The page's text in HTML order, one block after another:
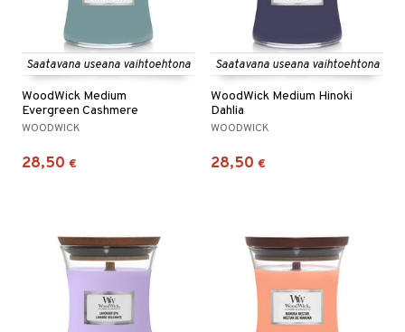
Saatavana useana vaihtoehtona
WoodWick Medium
Evergreen Cashmere
WOODWICK
28,50 €
Saatavana useana vaihtoehtona
WoodWick Medium Hinoki
Dahlia
WOODWICK
28,50 €